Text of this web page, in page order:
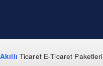
Akıllı Ticaret E-Ticaret Paketleri